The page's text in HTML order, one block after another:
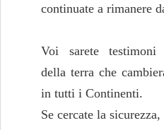
continuate a rimanere
Voi sarete testimoni
della terra che
in tutti i Continenti.
Se cercate la